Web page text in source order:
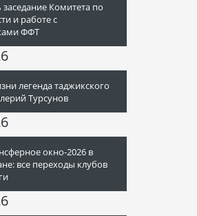
заседание Комитета по
и работе с
ФФТ
легенда таджикского
Турсунов
окно-2026 в
все переходы клубов